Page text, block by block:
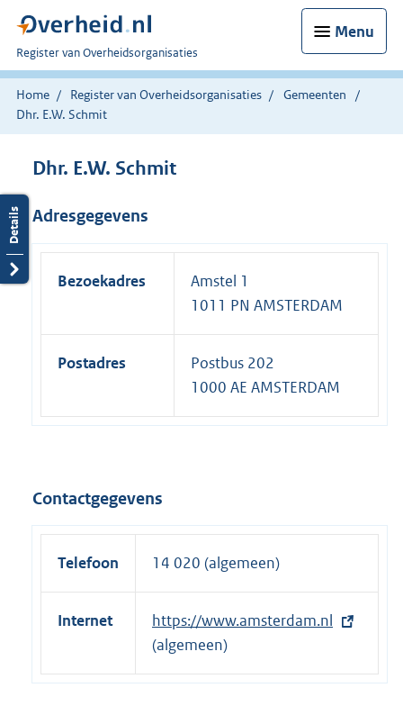
Menu
U
bent
nu
hier:
Register van Overheidsorganisaties
Home Register van Overheidsorganisaties
Gemeenten
Dhr. E.W. Schmit
Dhr. E.W. Schmit
Adresgegevens
Bezoekadres
Amstel 1
1011 PN AMSTERDAM
Postadres
Postbus 202
1000 AE AMSTERDAM
Contactgegevens
Telefoon 14 020 (algemeen)
Internet
E
x
t
https://www.amsterdam.nl
(algemeen)